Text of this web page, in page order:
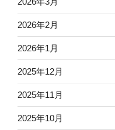
2026年2月
2026年1月
2025年12月
2025年11月
2025年10月